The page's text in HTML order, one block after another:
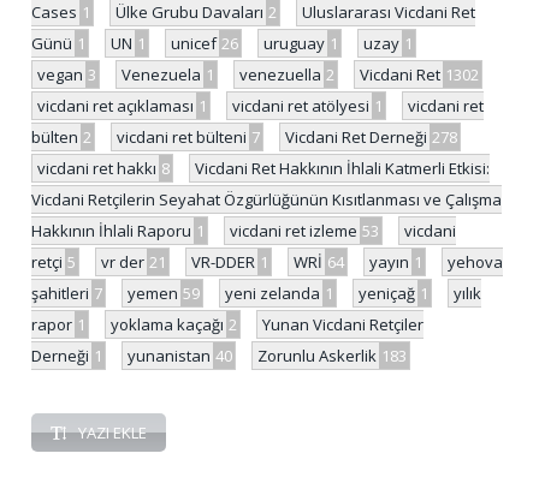
Cases 1 Ülke Grubu Davaları 2
Uluslararası Vicdani Ret
Günü 1 UN 1 unicef 26 uruguay 1 uzay 1
vegan 3 Venezuela 1 venezuella 2 Vicdani Ret 1302
vicdani ret açıklaması 1 vicdani ret atölyesi 1
vicdani ret
bülten 2 vicdani ret bülteni 7 Vicdani Ret Derneği 278
vicdani ret hakkı 8
Vicdani Ret Hakkının İhlali Katmerli Etkisi:
Vicdani Retçilerin Seyahat Özgürlüğünün Kısıtlanması ve Çalışma
Hakkının İhlali Raporu 1 vicdani ret izleme 53
vicdani
retçi 5 vr der 21 VR-DDER 1 WRİ 64 yayın 1
yehova
şahitleri 7 yemen 59 yeni zelanda 1 yeniçağ 1
yılık
rapor 1 yoklama kaçağı 2
Yunan Vicdani Retçiler
Derneği 1 yunanistan 40 Zorunlu Askerlik 183
YAZI EKLE